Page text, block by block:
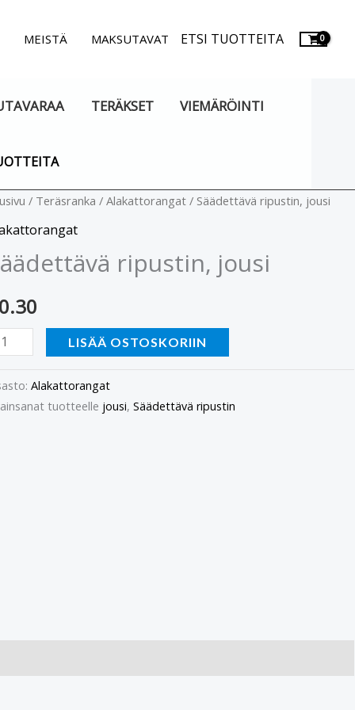
MEISTÄ MAKSUTAVAT ETSI TUOTTEITA
TERÄKSET VIEMÄRÖINTI
/ Teräsranka / Alakattorangat/ Säädettävä ripustin, jousi
ripustin, jousi
LISÄÄ OSTOSKORIIN
Alakattorangat
tuotteelle jousi, Säädettävä ripustin